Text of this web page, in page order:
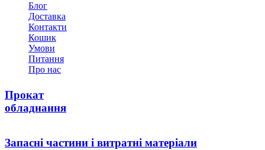
Блог
Доставка
Контакти
Кошик
Умови
Питання
Про нас
Прокат
обладнання
Запасні частини i витратні матеріали